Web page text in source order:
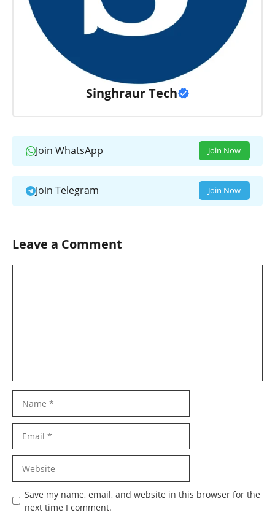
Singhraur Tech
Join WhatsApp Join Now
Join Telegram Join Now
Leave a Comment
Save my name, email, and website in this browser for the
next time I comment.